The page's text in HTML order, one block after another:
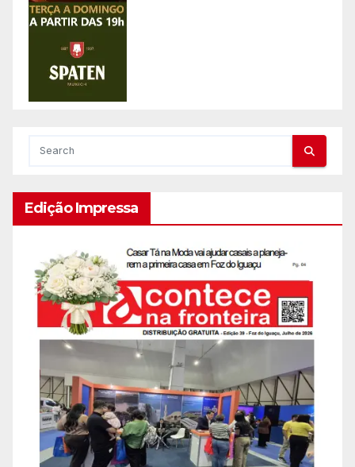
Edição Impressa